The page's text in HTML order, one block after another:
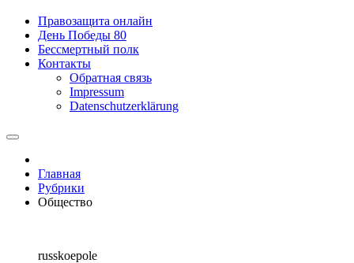
Правозащита онлайн
День Победы 80
Бессмертный полк
Контакты
Обратная связь
Impressum
Datenschutzerklärung
Главная
Рубрики
Общество
russkoepole